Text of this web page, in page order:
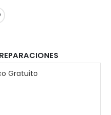
Gratuito